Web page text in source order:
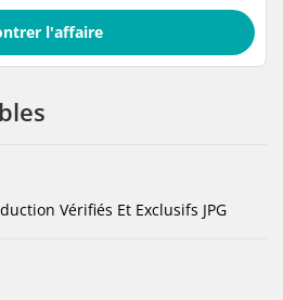
Vérifiés Et Exclusifs JPG
l'affaire